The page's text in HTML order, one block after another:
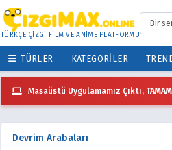
TÜRKÇE ÇİZGİ FİLM VE ANİME PLATFORMU
TÜRLER KATEGORILER
Masaüstü Uygulamamız Çıktı,
Devrim Arabaları